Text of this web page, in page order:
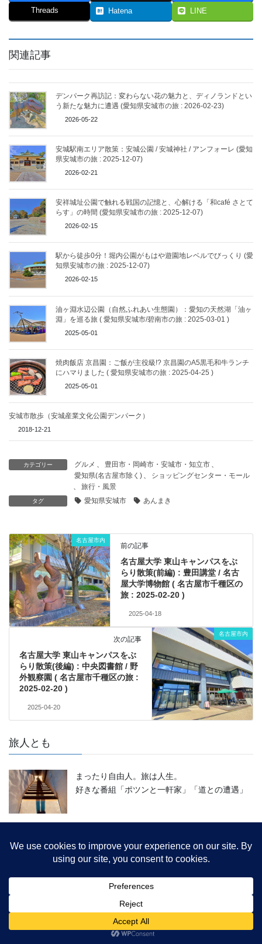
rThreads Hatena LINE
関連記事
デンパーク再訪記：変わらない花の魅力と、ディノランドとい
う新たな魅力に遭遇 (愛知県安城市の旅 : 2026-02-23)
2026-05-22
安城駅南エリア散策：安城公園 / 安城神社 / アンフォーレ (愛知
県安城市の旅 : 2025-12-07)
2026-02-21
安祥城址公園で触れる戦国の記憶と、心解ける「和café さとて
らす」の時間 (愛知県安城市の旅 : 2025-12-07)
2026-02-15
駅から徒歩0分！堀内公園がもはや遊園地レベルでびっくり (愛
知県安城市の旅 : 2025-12-07)
2026-02-15
油ヶ淵水辺公園（自然ふれあい生態園）：愛知の天然湖「油ヶ
淵」を巡る旅 ( 愛知県安城市/碧南市の旅 : 2025-03-01 )
2025-05-01
焼肉飯店 京昌園：ご飯が主役級!? 京昌園のA5黒毛和牛ランチ
にハマりました ( 愛知県安城市の旅 : 2025-04-25 )
2025-05-01
安城市散歩（安城産業文化公園デンパーク）
2018-12-21
カテゴリー グルメ 、 豊田市・岡崎市・安城市・知立市 、
愛知県(名古屋市除く) 、
ショッピングセンター・モール
、
旅行・風景
タグ 愛知県安城市 あんまき
名古屋市内
前の記事
名古屋大学 東山キャンパスをぶ
らり散策(前編) : 豊田講堂 / 名古
屋大学博物館 ( 名古屋市千種区の
旅 : 2025-02-20 )
2025-04-18
名古屋市内
次の記事
名古屋大学 東山キャンパスをぶ
らり散策(後編) : 中央図書館 / 野
外観察園 ( 名古屋市千種区の旅 :
2025-02-20 )
2025-04-20
旅人とも
まったり自由人。旅は人生。
好きな番組「ポツンと一軒家」「道との遭遇」
カテゴリー
グルメ (251)
神社・寺院 (225)
ショッピングセンター・モール (122)